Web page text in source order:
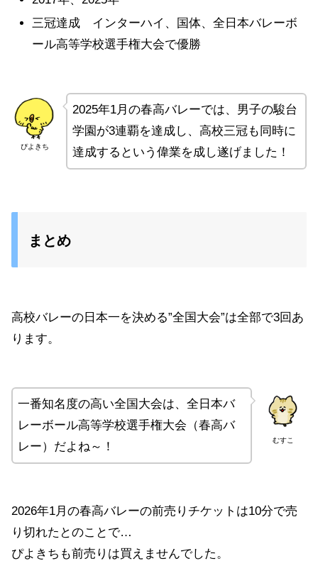
三冠達成 インターハイ、国体、全日本バレーボ
ール高等学校選手権大会で優勝
ぴよきち
2025年1月の春高バレーでは、男子の駿台
学園が3連覇を達成し、高校三冠も同時に
達成するという偉業を成し遂げました！
まとめ
高校バレーの日本一を決める”全国大会”は全部で3回あ
ります。
むすこ
一番知名度の高い全国大会は、全日本バ
レーボール高等学校選手権大会（春高バ
レー）だよね～！
2026年1月の春高バレーの前売りチケットは10分で売
り切れたとのことで…
ぴよきちも前売りは買えませんでした。